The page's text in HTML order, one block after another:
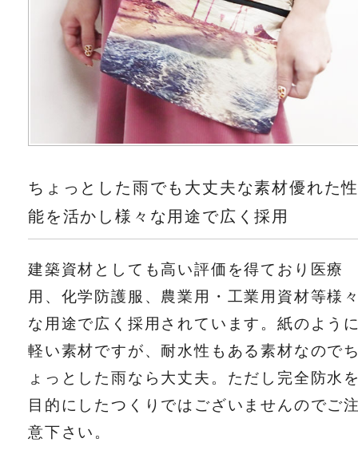
ちょっとした雨でも大丈夫な素材優れた
能を活かし様々な用途で広く採用
建築資材としても高い評価を得ており医療
用、化学防護服、農業用・工業用資材等様
な用途で広く採用されています。紙のよう
軽い素材ですが、耐水性もある素材なので
ょっとした雨なら大丈夫。ただし完全防水
目的にしたつくりではございませんのでご
意下さい。